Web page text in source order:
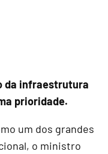
da infraestrutura
prioridade.
um dos grandes
o ministro